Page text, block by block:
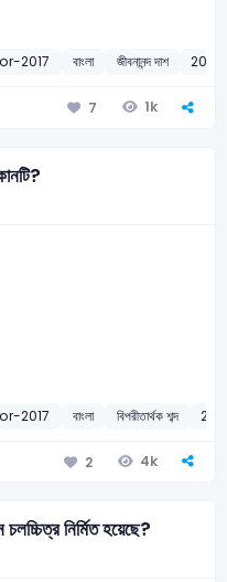
2017 বাংলা জীবনানন্দ দাশ 2017
7 1k
2017 বাংলা বিপরীতার্থক শব্দ
2 4k
নির্মিত হয়েছে?